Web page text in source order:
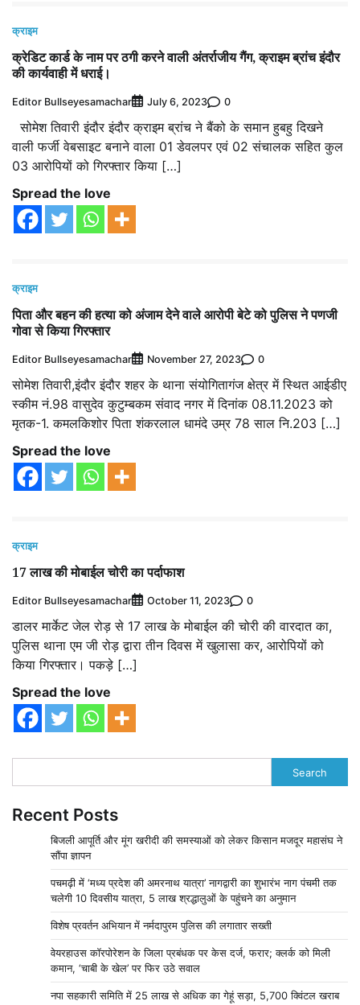
क्राइम
क्रेडिट कार्ड के नाम पर ठगी करने वाली अंतर्राजीय गैंग, क्राइम ब्रांच इंदौर
की कार्यवाही में धराई।
Editor Bullseyesamachar July 6, 2023 0
सोमेश तिवारी इंदौर इंदौर क्राइम ब्रांच ने बैंको के समान हुबहु दिखने
वाली फर्जी वेबसाइट बनाने वाला 01 डेवलपर एवं 02 संचालक सहित कुल
03 आरोपियों को गिरफ्तार किया […]
Spread the love
क्राइम
पिता और बहन की हत्या को अंजाम देने वाले आरोपी बेटे को पुलिस ने पणजी
गोवा से किया गिरफ्तार
Editor Bullseyesamachar November 27, 2023 0
सोमेश तिवारी,इंदौर इंदौर शहर के थाना संयोगितागंज क्षेत्र में स्थित आईडीए
स्कीम नं.98 वासुदेव कुटुम्बकम संवाद नगर में दिनांक 08.11.2023 को
मृतक-1. कमलकिशोर पिता शंकरलाल धामंदे उम्र 78 साल नि.203 […]
Spread the love
क्राइम
17 लाख की मोबाईल चोरी का पर्दाफाश
Editor Bullseyesamachar October 11, 2023 0
डालर मार्केट जेल रोड़ से 17 लाख के मोबाईल की चोरी की वारदात का,
पुलिस थाना एम जी रोड़ द्वारा तीन दिवस में खुलासा कर, आरोपियों को
किया गिरफ्तार। पकड़े […]
Spread the love
Search
Recent Posts
बिजली आपूर्ति और मूंग खरीदी की समस्याओं को लेकर किसान मजदूर महासंघ ने
सौंपा ज्ञापन
पचमढ़ी में ‘मध्य प्रदेश की अमरनाथ यात्रा’ नागद्वारी का शुभारंभ नाग पंचमी तक
चलेगी 10 दिवसीय यात्रा, 5 लाख श्रद्धालुओं के पहुंचने का अनुमान
विशेष प्रवर्तन अभियान में नर्मदापुरम पुलिस की लगातार सख्ती
वेयरहाउस कॉरपोरेशन के जिला प्रबंधक पर केस दर्ज, फरार; क्लर्क को मिली
कमान, ‘चाबी के खेल’ पर फिर उठे सवाल
नपा सहकारी समिति में 25 लाख से अधिक का गेहूं सड़ा, 5,700 क्विंटल खराब